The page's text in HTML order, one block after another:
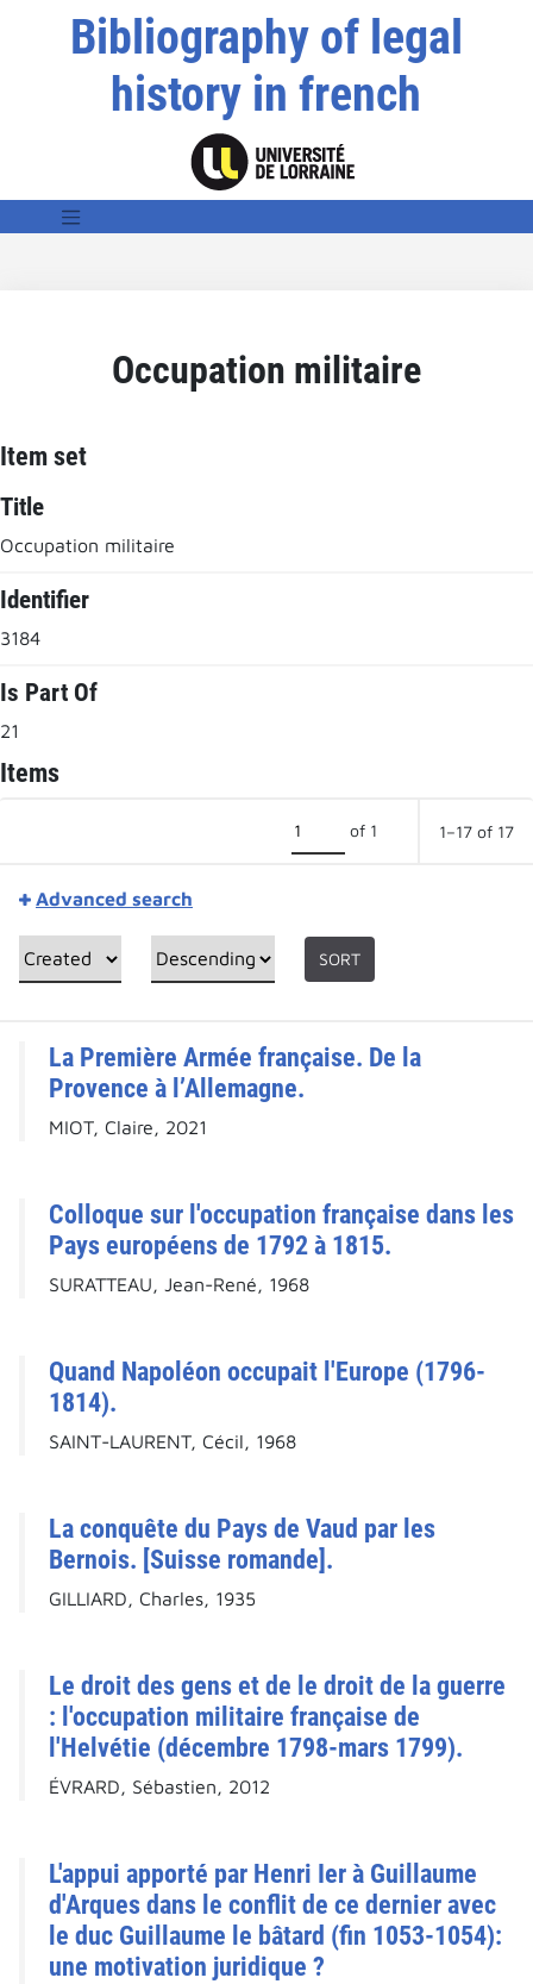
Bibliography of legal
history in french
Occupation militaire
Item set
Title
Occupation militaire
Identifier
3184
Is Part Of
21
Items
of 1 1–17 of 17
Advanced search
SORT
La Première Armée française. De la
Provence à l’Allemagne.
MIOT, Claire, 2021
Colloque sur l'occupation française dans les
Pays européens de 1792 à 1815.
SURATTEAU, Jean-René, 1968
Quand Napoléon occupait l'Europe (1796-
1814).
SAINT-LAURENT, Cécil, 1968
La conquête du Pays de Vaud par les
Bernois. [Suisse romande].
GILLIARD, Charles, 1935
Le droit des gens et de le droit de la guerre
: l'occupation militaire française de
l'Helvétie (décembre 1798-mars 1799).
ÉVRARD, Sébastien, 2012
L'appui apporté par Henri Ier à Guillaume
d'Arques dans le conflit de ce dernier avec
le duc Guillaume le bâtard (fin 1053-1054):
une motivation juridique ?